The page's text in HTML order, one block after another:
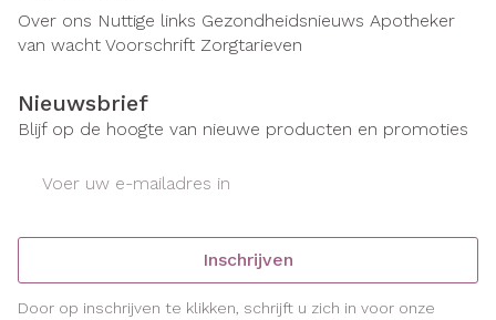
Over ons Nuttige links Gezondheidsnieuws Apotheker
van wacht Voorschrift Zorgtarieven
Nieuwsbrief
Blijf op de hoogte van nieuwe producten en promoties
Inschrijven
Door op inschrijven te klikken, schrijft u zich in voor onze